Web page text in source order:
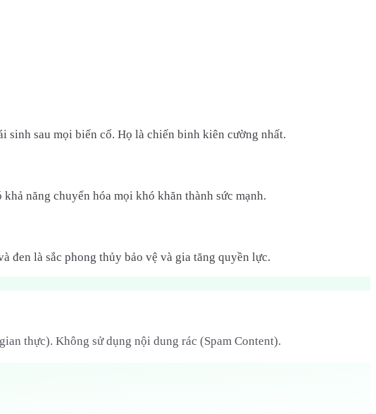
sinh sau mọi biến cố. Họ là chiến binh kiên cường nhất.
năng chuyển hóa mọi khó khăn thành sức mạnh.
đen là sắc phong thủy bảo vệ và gia tăng quyền lực.
thực). Không sử dụng nội dung rác (Spam Content).